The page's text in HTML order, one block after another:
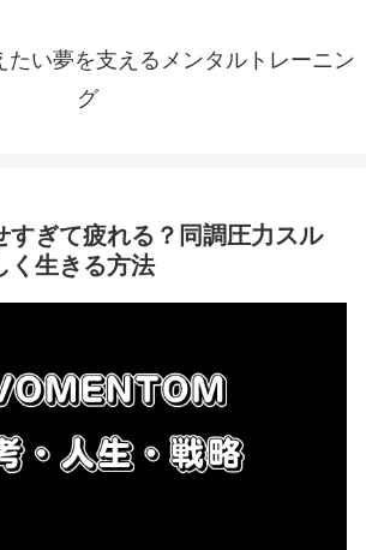
たい夢を支えるメンタルトレーニン
グ
すぎて疲れる？同調圧力スル
く生きる方法